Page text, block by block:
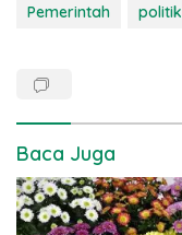
Pemerintah
politik
Baca Juga